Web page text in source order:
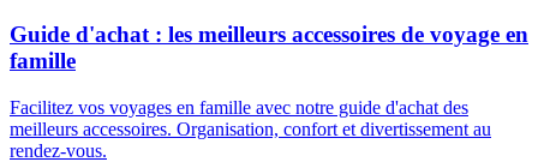
Guide d'achat : les meilleurs accessoires de voyage en
famille
Facilitez vos voyages en famille avec notre guide d'achat des
meilleurs accessoires. Organisation, confort et divertissement au
rendez-vous.